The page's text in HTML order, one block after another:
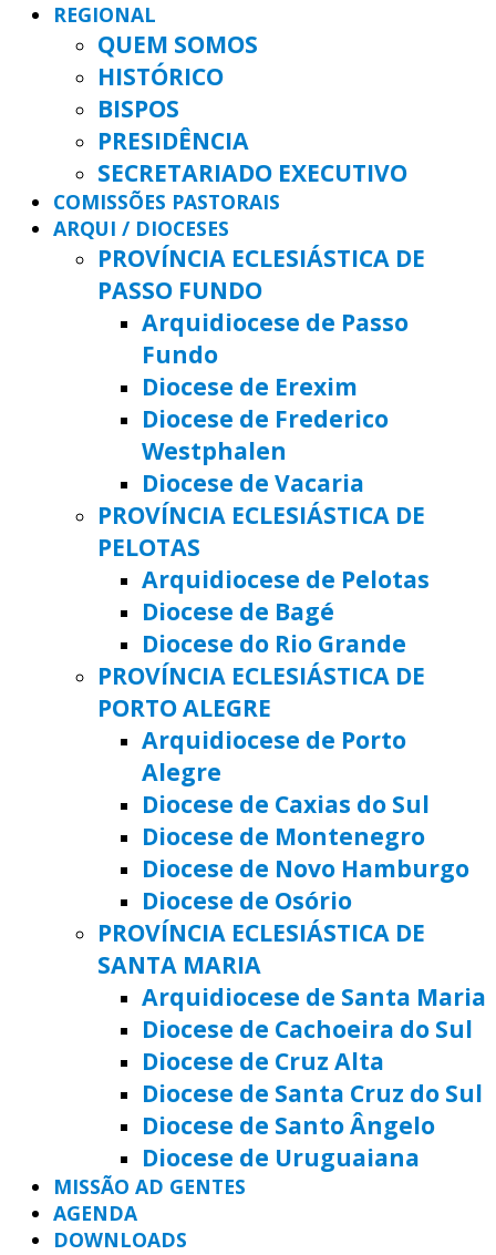
REGIONAL
QUEM SOMOS
HISTÓRICO
BISPOS
PRESIDÊNCIA
SECRETARIADO EXECUTIVO
COMISSÕES PASTORAIS
ARQUI / DIOCESES
PROVÍNCIA ECLESIÁSTICA DE
PASSO FUNDO
Arquidiocese de Passo
Fundo
Diocese de Erexim
Diocese de Frederico
Westphalen
Diocese de Vacaria
PROVÍNCIA ECLESIÁSTICA DE
PELOTAS
Arquidiocese de Pelotas
Diocese de Bagé
Diocese do Rio Grande
PROVÍNCIA ECLESIÁSTICA DE
PORTO ALEGRE
Arquidiocese de Porto
Alegre
Diocese de Caxias do Sul
Diocese de Montenegro
Diocese de Novo Hamburgo
Diocese de Osório
PROVÍNCIA ECLESIÁSTICA DE
SANTA MARIA
Arquidiocese de Santa Maria
Diocese de Cachoeira do Sul
Diocese de Cruz Alta
Diocese de Santa Cruz do Sul
Diocese de Santo Ângelo
Diocese de Uruguaiana
MISSÃO AD GENTES
AGENDA
DOWNLOADS